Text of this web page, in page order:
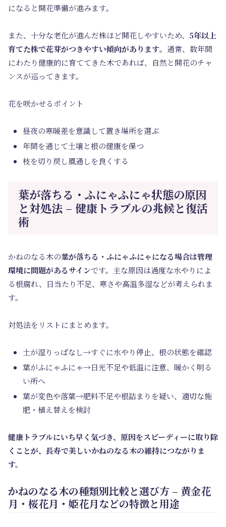
になると開花準備が進みます。
また、十分な老化が進んだ株ほど開花しやすいため、 5年以上
育てた株で花芽がつきやすい傾向があります。通常、数年間
にわたり健康的に育ててきた木であれば、自然と開花のチャ
ンスが巡ってきます。
花を咲かせるポイント
昼夜の寒暖差を意識して置き場所を選ぶ
年間を通じて土壌と根の健康を保つ
枝を切り戻し風通しを良くする
葉が落ちる・ふにゃふにゃ状態の原因
と対処法 – 健康トラブルの兆候と復活
術
かねのなる木の葉が落ちる・ふにゃふにゃになる場合は管理
環境に問題があるサインです。主な原因は過度な水やりによ
る根腐れ、日当たり不足、寒さや高温多湿などが考えられま
す。
対処法をリストにまとめます。
土が湿りっぱなし→すぐに水やり停止、根の状態を確認
葉がふにゃふにゃ→日光不足や低温に注意、暖かく明る
い所へ
葉が変色や落葉→肥料不足や根詰まりを疑い、適切な施
肥・植え替えを検討
健康トラブルにいち早く気づき、原因をスピーディーに取り除
くことが、長寿で美しいかねのなる木の維持につながりま
す。
かねのなる木の種類別比較と選び方 – 黄金花
月・桜花月・姫花月などの特徴と用途